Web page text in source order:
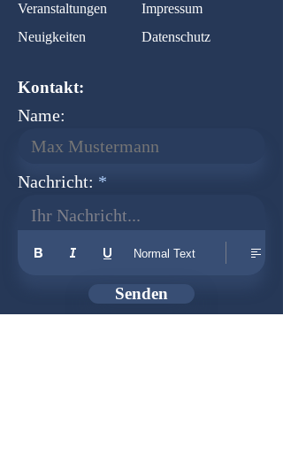
Veranstaltungen
Impressum
Neuigkeiten
Datenschutz
Kontakt:
Name:
Nachricht:
Ihr Nachricht...
Normal Text
Senden